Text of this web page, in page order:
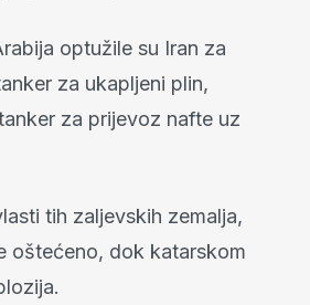
optužile su Iran za
za ukapljeni plin,
za prijevoz nafte uz
tih zaljevskih zemalja,
oštećeno, dok katarskom